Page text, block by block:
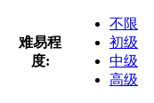
难易程
度:
不限
初级
中级
高级